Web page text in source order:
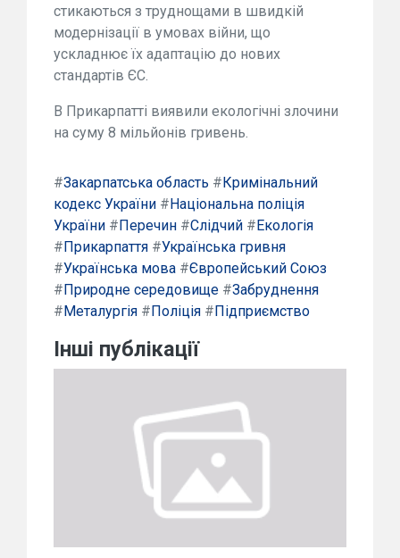
стикаються з труднощами в швидкій
модернізації в умовах війни, що
ускладнює їх адаптацію до нових
стандартів ЄС.
В Прикарпатті виявили екологічні злочини
на суму 8 мільйонів гривень.
#Закарпатська область #Кримінальний
кодекс України #Національна поліція
України #Перечин #Слідчий #Екологія
#Прикарпаття #Українська гривня
#Українська мова #Європейський Союз
#Природне середовище #Забруднення
#Металургія #Поліція #Підприємство
Інші публікації